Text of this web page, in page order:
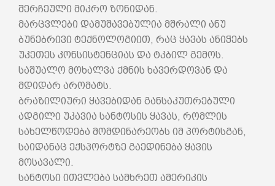
შერჩეული მიკრო ზონიდან.
მარცვლები დამუშავებულია მშრალი ანუ
ბუნებრივი ტექნოლოგიით, რაც ყავას ანიჭებს
უკეთეს კონსისტენციას და ტკბილ გემოს.
საშუალო მოხალვა ქმნის ხავერდოვან და
მდიდარ არომატს.
ბრაზილიური ყავებიდან განსაკუთრებული
ადგილი უკავია სანტოსის ყავას, რომლის
სახელწოდება მომდინარეობს იმ პორტისგან,
საიდანაც ექსპორტზე გაედინება ყავის
მოსავალი.
სანტოსი ითვლება სამხრეთ ამერიკის